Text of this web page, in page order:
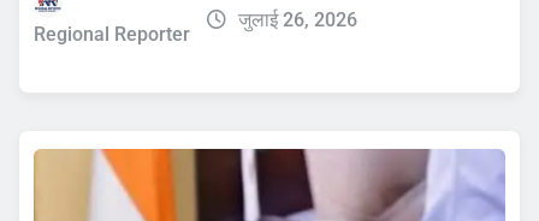
Regional Reporter
जुलाई 26, 2026